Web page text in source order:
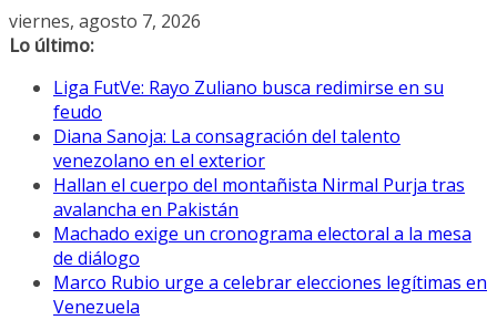
Saltar
al
viernes, agosto 7, 2026
Lo último:
Liga FutVe: Rayo Zuliano busca redimirse en su
feudo
Diana Sanoja: La consagración del talento
venezolano en el exterior
Hallan el cuerpo del montañista Nirmal Purja tras
avalancha en Pakistán
Machado exige un cronograma electoral a la mesa
de diálogo
Marco Rubio urge a celebrar elecciones legítimas en
Venezuela